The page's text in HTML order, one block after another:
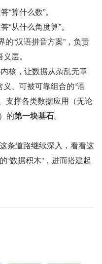
“算什么数”。
“从什么角度算”。
的“汉语拼音方案”，负责
层。
核，让数据从杂乱无章
、可被可靠组合的“语
支撑各类数据应用（无论
的第一块基石。
条道路继续深入，看看这
“数据积木”，进而搭建起